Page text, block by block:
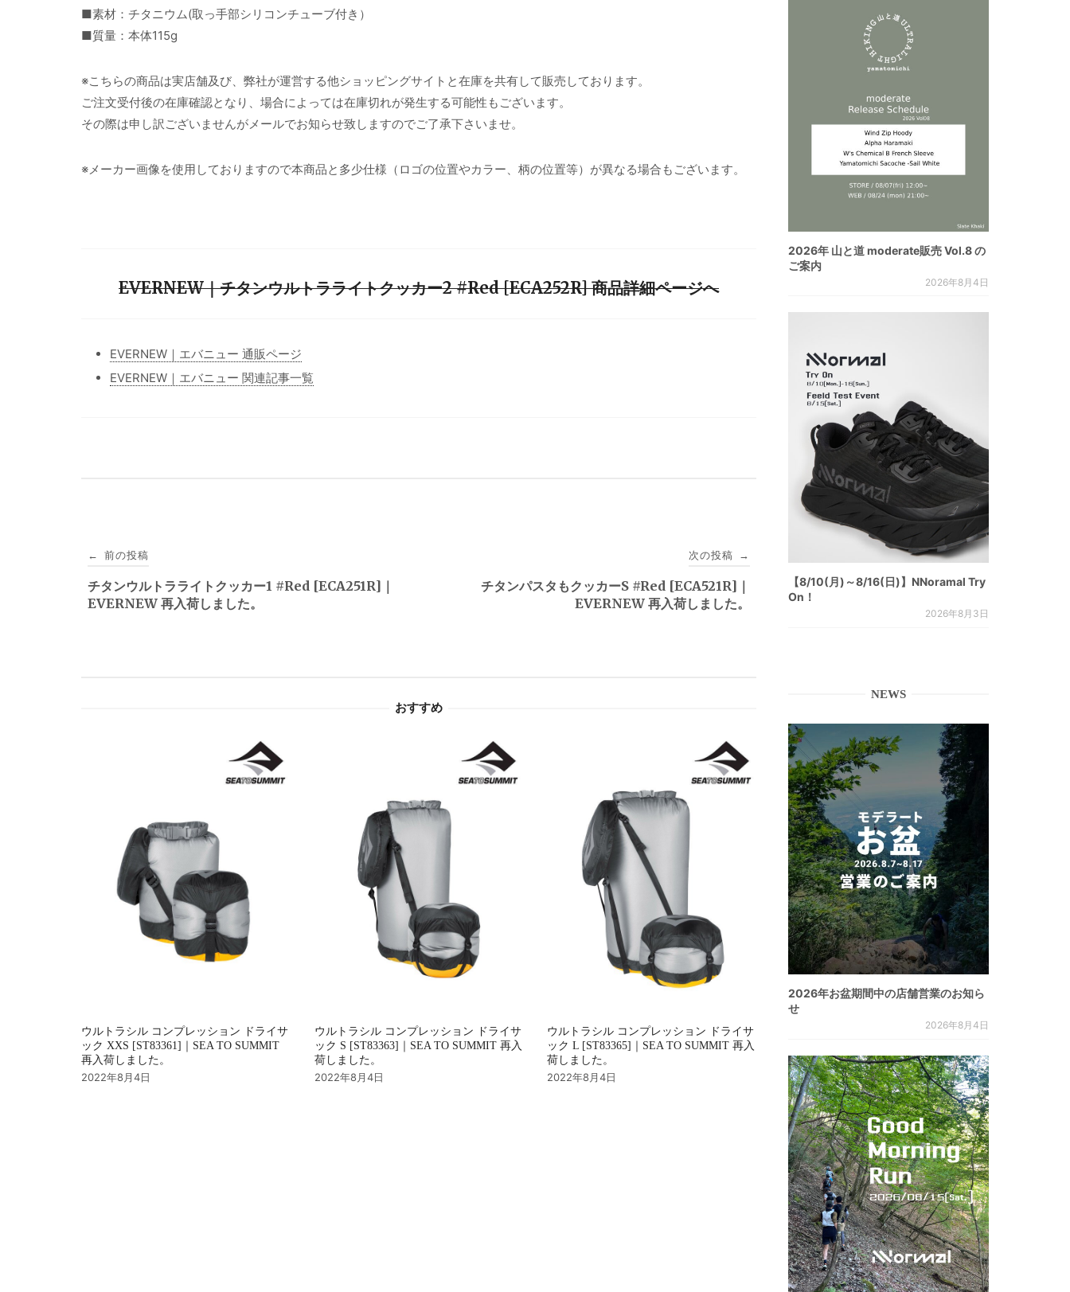
■素材：チタニウム(取っ手部シリコンチューブ付き）
■質量：本体115g
※こちらの商品は実店舗及び、弊社が運営する他ショッピングサイトと在庫を共有して販売しております。
ご注文受付後の在庫確認となり、場合によっては在庫切れが発生する可能性もございます。
その際は申し訳ございませんがメールでお知らせ致しますのでご了承下さいませ。
※メーカー画像を使用しておりますので本商品と多少仕様（ロゴの位置やカラー、柄の位置等）が異なる場合もございます。
EVERNEW｜チタンウルトラライトクッカー2 #Red [ECA252R] 商品詳細ページへ
EVERNEW｜エバニュー 通販ページ
EVERNEW｜エバニュー 関連記事一覧
稿
ナ
← 前の投稿
チタンウルトラライトクッカー1 #Red [ECA251R]｜
EVERNEW 再入荷しました。
次の投稿 →
チタンパスタもクッカーS #Red [ECA521R]｜
EVERNEW 再入荷しました。
おすすめ
ウルトラシル コンプレッション ドライサ
ック XXS [ST83361]｜SEA TO SUMMIT
再入荷しました。
2022年8月4日
ウルトラシル コンプレッション ドライサ
ック S [ST83363]｜SEA TO SUMMIT 再入
荷しました。
2022年8月4日
ウルトラシル コンプレッション ドライサ
ック L [ST83365]｜SEA TO SUMMIT 再入
荷しました。
2022年8月4日
2026年 山と道 moderate販売 Vol.8 の
ご案内
2026年8月4日
【8/10(月)～8/16(日)】NNoramal Try
On！
2026年8月3日
NEWS
2026年お盆期間中の店舗営業のお知ら
せ
2026年8月4日